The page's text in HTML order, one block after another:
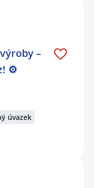
–
⚙️
úvazek